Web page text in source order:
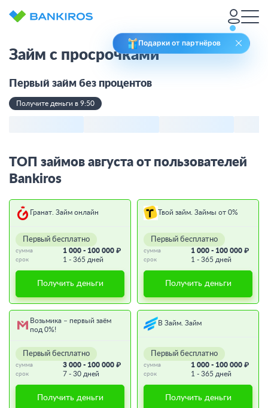
Подарки от партнёров
Займ с просрочками
Первый займ без процентов
Получите деньги в 9:50
ТОП займов августа от пользователей
Bankiros
Гранат. Займ онлайн
Первый бесплатно
сумма 1 000 - 100 000 ₽
срок 1 - 365 дней
Получить деньги
Твой займ. Займы от 0%
Первый бесплатно
сумма 1 000 - 100 000 ₽
срок 1 - 365 дней
Получить деньги
Возьмика – первый заём
под 0%!
Первый бесплатно
сумма 3 000 - 100 000 ₽
срок 7 - 30 дней
Получить деньги
В Займ. Займ
Первый бесплатно
сумма 1 000 - 100 000 ₽
срок 1 - 365 дней
Получить деньги